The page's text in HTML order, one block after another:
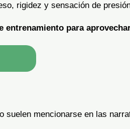
rigidez y sensación de
entrenamiento para
suelen mencionarse en las